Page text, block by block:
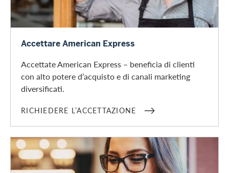
Richiedere l’accettazione
Accettare American Express
Accettate American Express – beneficia di clienti
con alto potere d’acquisto e di canali marketing
diversificati.
RICHIEDERE L’ACCETTAZIONE